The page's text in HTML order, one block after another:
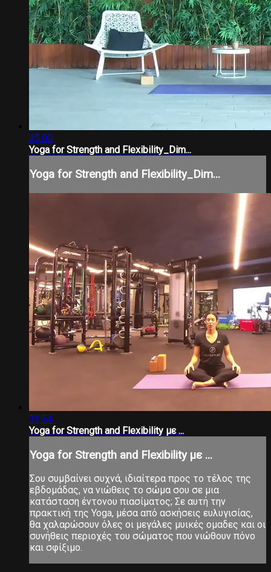
35:00
Yoga for Strength and Flexibility_Dim...
Yoga for Strength and Flexibility_Dim...
33:54
Yoga for Strength and Flexibility με ...
Yoga for Strength and Flexibility με ...
Σου συμβαίνει συχνά, ιδιαίτερα προς το τέλος της
εβδομάδας, να νιώθεις το σώμα σου σε μια
κατάσταση έντονου πιασίματος; Σε αυτή την
πρακτική της Yoga, μέσα από ασκήσεις ευλυγισίας,
θα χαλαρώσουν όλες οι μεγάλες μυικές ομαδες και οι
συνήθεις περιοχές του σώματος που νιώθουν πόνο
και σφίξιμο.